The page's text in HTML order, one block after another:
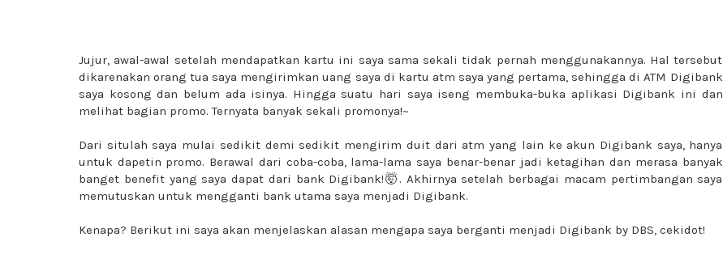
Jujur, awal-awal setelah mendapatkan kartu ini saya sama sekali tidak pernah menggunakannya. Hal tersebut
dikarenakan orang tua saya mengirimkan uang saya di kartu atm saya yang pertama, sehingga di ATM Digibank
saya kosong dan belum ada isinya. Hingga suatu hari saya iseng membuka-buka aplikasi Digibank ini dan
melihat bagian promo. Ternyata banyak sekali promonya!~
Dari situlah saya mulai sedikit demi sedikit mengirim duit dari atm yang lain ke akun Digibank saya, hanya
untuk dapetin promo. Berawal dari coba-coba, lama-lama saya benar-benar jadi ketagihan dan merasa banyak
banget benefit yang saya dapat dari bank Digibank!🤯. Akhirnya setelah berbagai macam pertimbangan saya
memutuskan untuk mengganti bank utama saya menjadi Digibank.
Kenapa? Berikut ini saya akan menjelaskan alasan mengapa saya berganti menjadi Digibank by DBS, cekidot!